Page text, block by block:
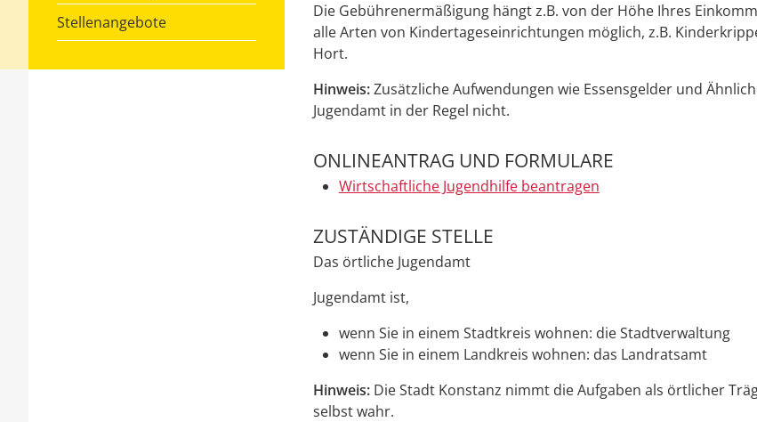
Stellenangebote
Die Gebührenermäßigung hängt z.B. von der Höhe Ihres
alle Arten von Kindertageseinrichtungen möglich, z.B.
Hort.
Hinweis:Zusätzliche Aufwendungen wie Essensgelder und
Jugendamt in der Regel nicht.
ONLINEANTRAG UND FORMULARE
Wirtschaftliche Jugendhilfe beantragen
ZUSTÄNDIGE STELLE
Das örtliche Jugendamt
Jugendamt ist,
wenn Sie in einem Stadtkreis wohnen: die Stadtverwaltung
wenn Sie in einem Landkreis wohnen: das Landratsamt
Hinweis: Die Stadt Konstanz nimmt die Aufgaben als örtlicher
selbst wahr.